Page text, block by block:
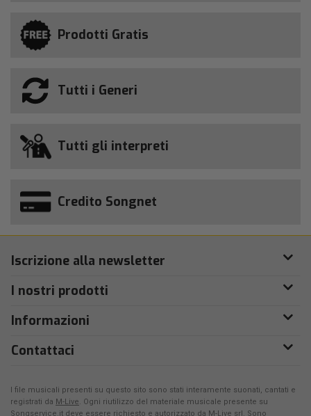
Prodotti Gratis
Tutti i Generi
Tutti gli interpreti
Credito Songnet
Iscrizione alla newsletter
I nostri prodotti
Informazioni
Contattaci
I file musicali presenti su questo sito sono stati interamente suonati, cantati e
registrati da M-Live. Ogni riutilizzo del materiale musicale presente su
Songservice.it deve essere richiesto e autorizzato da M-Live srl. Sono